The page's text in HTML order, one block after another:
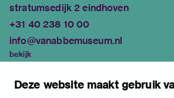
Deze website maakt gebruik
stratumsedijk 2 eindhoven
+31 40 238 10 00
info@vanabbemuseum.nl
bekijk
activiteiten